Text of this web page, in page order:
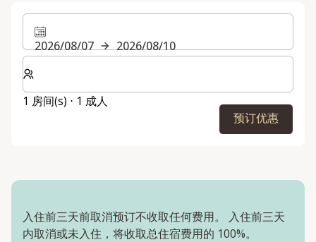
2026/08/07
2026/08/10
选择房间数和入住人数
1 房间(s) ⋅ 1 成人
预订优惠
入住前三天前取消预订不收取任何费用。 入住前三天
内取消或未入住，将收取总住宿费用的 100%。